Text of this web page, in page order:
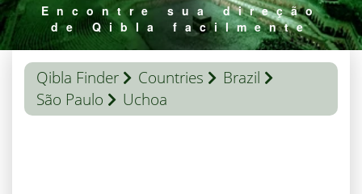
Encontre sua direção
de Qibla facilmente
Qibla Finder Countries
Brazil
São Paulo
Uchoa